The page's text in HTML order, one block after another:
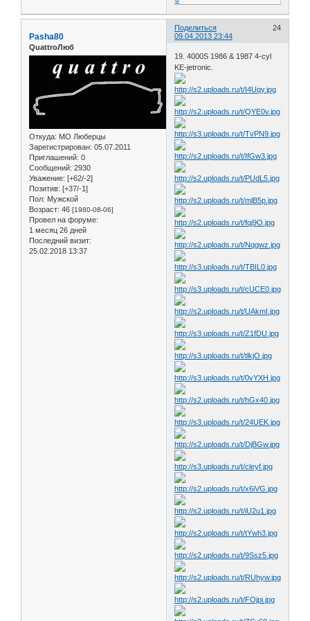
Поделиться
24
09.04.2013 23:44
Pasha80
QuattroЛюб
Откуда: МО Люберцы
Зарегистрирован: 05.07.2011
Приглашений: 0
Сообщений: 2930
Уважение: [+62/-2]
Позитив: [+37/-1]
Пол: Мужской
Возраст: 46 [1980-08-06]
Провел на форуме:
1 месяц 26 дней
Последний визит:
25.02.2018 13:37
19. 4000S 1986 & 1987 4-cyl
KE-jetronic.